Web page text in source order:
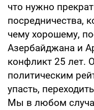
что нужно
посредничества,
чему хорошему,
Азербайджана и
конфликт 25 лет.
политическим
упасть,
Мы в любом